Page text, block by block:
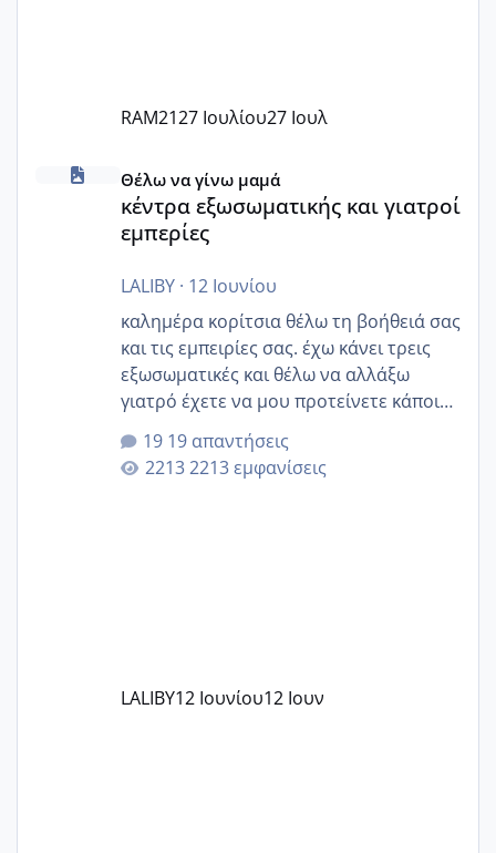
RAM2127 Ιουλίου27 Ιουλ
κέντρα εξωσωματικής και γιατροί εμπερίες
Θέλω να γίνω μαμά
κέντρα εξωσωματικής και γιατροί
εμπερίες
LALIBY· 12 Ιουνίου
καλημέρα κορίτσια θέλω τη βοήθειά σας
και τις εμπειρίες σας. έχω κάνει τρεις
εξωσωματικές και θέλω να αλλάξω
γιατρό έχετε να μου προτείνετε κάποιον
που μείνατε ευχαριστημένες και είχατε
επιιτυχία? έκανα στο υγεία με τον
ζερβομανωλάκη (δεν το εψαξε καθόλου
19 απαντήσεις
2213 εμφανίσεις
LALIBY12 Ιουνίου12 Ιουν